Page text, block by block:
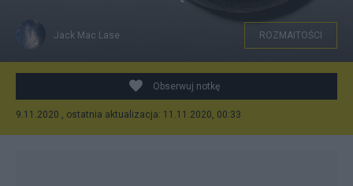
Jacek Jaworski
Jack Mac Lase ROZMAITOŚCI
Obserwuj notkę
9.11.2020 , ostatnia aktualizacja: 11.11.2020, 00:33